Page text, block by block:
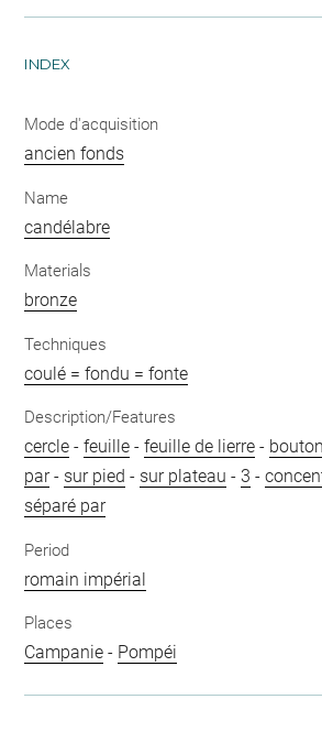
INDEX
Mode d'acquisition
ancien fonds
Name
candélabre
Materials
bronze
Techniques
coulé = fondu = fonte
Description/Features
cercle -feuille -feuille de lierre - bouton
par- sur pied - sur plateau -3 -
séparé par
Period
romain impérial
Places
Campanie - Pompéi